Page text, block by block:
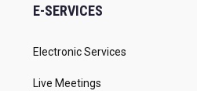
E-SERVICES
Electronic Services
Live Meetings